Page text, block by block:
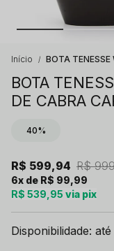
Início BOTA TENESSE
BOTA
DE CABRA
40%
R$ 539,95 via pix
R$
R$ 599,94
6x R$ 99,99
Disponibilidade: